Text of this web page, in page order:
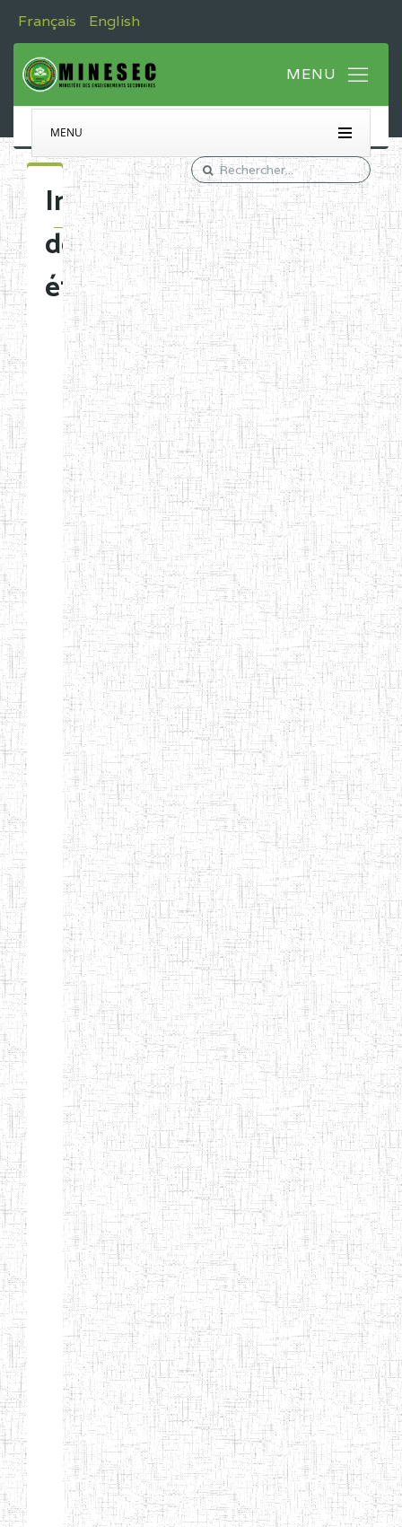
Français English
MENU
Immatriculation
des
établissements
Etablissements
d'enseignement
normal
ENI
Chercher:
Effacer les filtres
Denomination
Type
Nature
Arrondissement
Denomination Création Type
ENIEG LES
MOINILLONS
25/09/1995 ENIEG Privé
ENPIEG
BILINGUE
MAGAWATI
10/10/2013 ENIEG Privé
ENIEG
BILINGUE
MATSIAZE
10/07/2000 ENIEG Privé
ENPIEG
BILINGUE
SENTTI-IBES
20/08/2015 ENIEG Privé
ENIEG PRIVEE
BILINGUE LES
ROSSIGNOLS
06/06/2016 ENIEG Privé